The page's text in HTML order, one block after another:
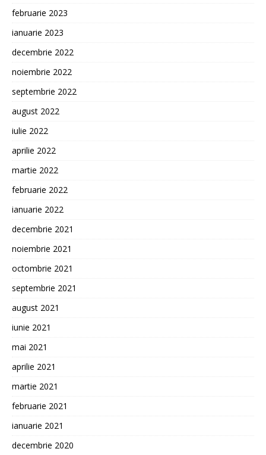
februarie 2023
ianuarie 2023
decembrie 2022
noiembrie 2022
septembrie 2022
august 2022
iulie 2022
aprilie 2022
martie 2022
februarie 2022
ianuarie 2022
decembrie 2021
noiembrie 2021
octombrie 2021
septembrie 2021
august 2021
iunie 2021
mai 2021
aprilie 2021
martie 2021
februarie 2021
ianuarie 2021
decembrie 2020